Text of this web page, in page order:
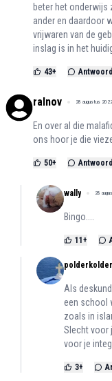
beter het onderwijs
ander en daardoor
vrijwaren van de
inslag is in het
43+ Antwoord
ralnov 28 augustus
En over al die
ons hoor je die
50+ Antwoord
wally 28
Bingo....
11 +
polderkolder
Als
een school
zoals in
Slecht voor
voor je
3+